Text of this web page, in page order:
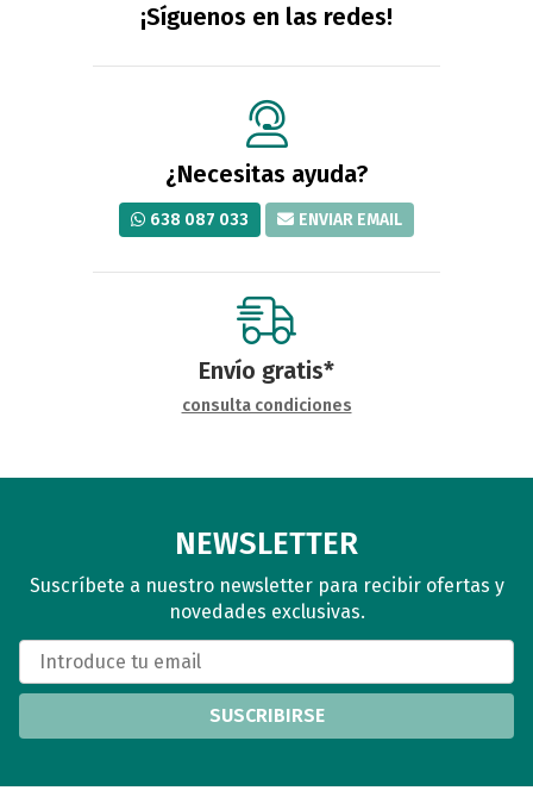
¡Síguenos en las redes!
¿Necesitas ayuda?
638 087 033 ENVIAR EMAIL
Envío gratis*
consulta condiciones
NEWSLETTER
Suscríbete a nuestro newsletter para recibir ofertas y
novedades exclusivas.
SUSCRIBIRSE